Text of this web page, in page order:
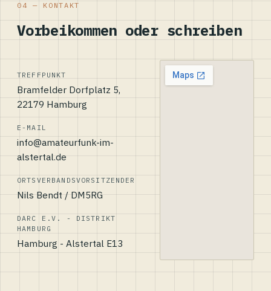
04 — KONTAKT
Vorbeikommen oder schreiben
TREFFPUNKT
Bramfelder Dorfplatz 5,
22179 Hamburg
E-MAIL
info@amateurfunk-im-
alstertal.de
ORTSVERBANDSVORSITZENDER
Nils Bendt / DM5RG
DARC E.V. - DISTRIKT
HAMBURG
Hamburg - Alstertal E13